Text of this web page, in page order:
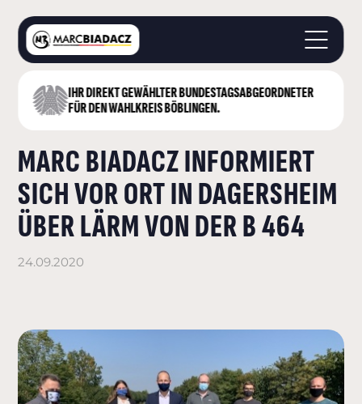
IHR DIREKT GEWÄHLTER BUNDESTAGS­ABGEORDNETER
FÜR DEN WAHLKREIS BÖBLINGEN.
STARTSEITE
LANDKREIS BÖBLINGEN
DEUTSCHER BUNDESTAG
AKTUELLES
KONTAKT
MARC BIADACZ INFORMIERT
SICH VOR ORT IN DAGERSHEIM
ÜBER LÄRM VON DER B 464
24.09.2020